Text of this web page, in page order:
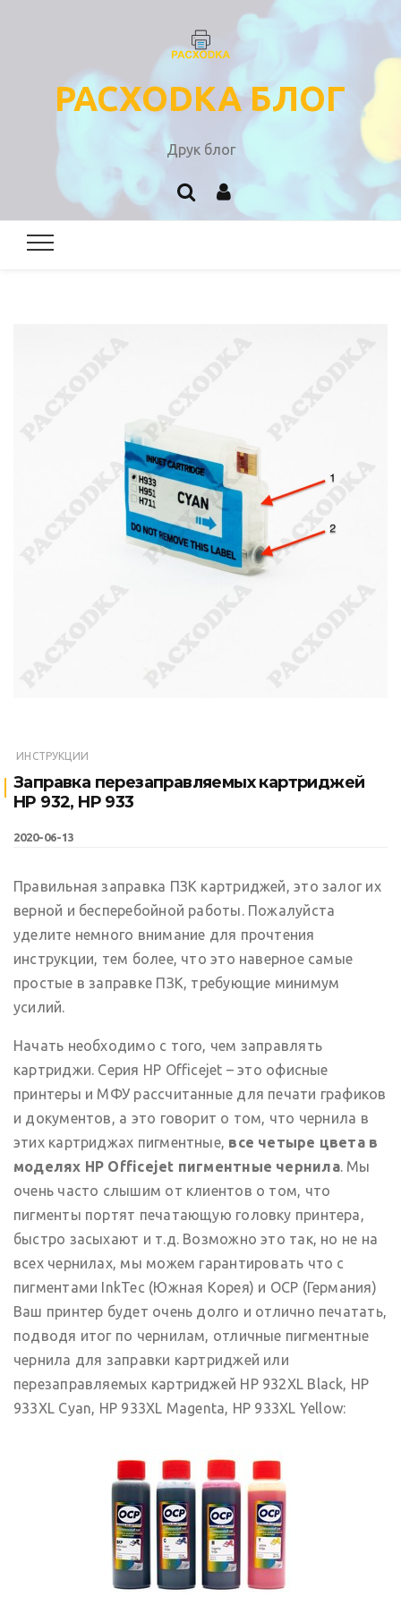
PACXODKA БЛОГ
Друк блог
ИНСТРУКЦИИ
Заправка перезаправляемых картриджей
HP 932, HP 933
2020-06-13
Правильная заправка ПЗК картриджей, это залог их
верной и бесперебойной работы. Пожалуйста
уделите немного внимание для прочтения
инструкции, тем более, что это наверное самые
простые в заправке ПЗК, требующие минимум
усилий.
Начать необходимо с того, чем заправлять
картриджи. Серия HP Officejet – это офисные
принтеры и МФУ рассчитанные для печати графиков
и документов, а это говорит о том, что чернила в
этих картриджах пигментные, все четыре цвета в
моделях HP Officejet пигментные чернила. Мы
очень часто слышим от клиентов о том, что
пигменты портят печатающую головку принтера,
быстро засыхают и т.д. Возможно это так, но не на
всех чернилах, мы можем гарантировать что с
пигментами InkTec (Южная Корея) и OCP (Германия)
Ваш принтер будет очень долго и отлично печатать,
подводя итог по чернилам, отличные пигментные
чернила для заправки картриджей или
перезаправляемых картриджей HP 932XL Black, HP
933XL Cyan, HP 933XL Magenta, HP 933XL Yellow: